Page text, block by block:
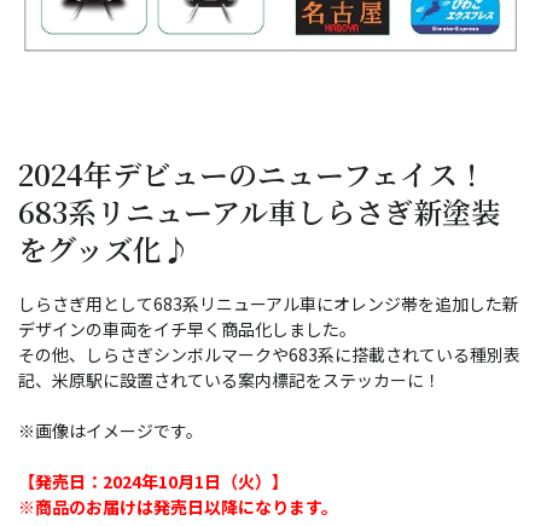
2024年デビューのニューフェイス！
683系リニューアル車しらさぎ新塗装
をグッズ化♪
しらさぎ用として683系リニューアル車にオレンジ帯を追加した新
デザインの車両をイチ早く商品化しました。
その他、しらさぎシンボルマークや683系に搭載されている種別表
記、米原駅に設置されている案内標記をステッカーに！
※画像はイメージです。
【発売日：2024年10月1日（火）】
※商品のお届けは発売日以降になります。